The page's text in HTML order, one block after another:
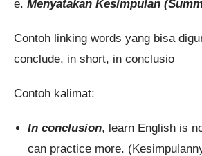
e. Menyatakan Kesimpulan
Contoh linking words yang bisa
conclude, in short, in conclusio
Contoh kalimat:
In conclusion, learn English is
can practice more.